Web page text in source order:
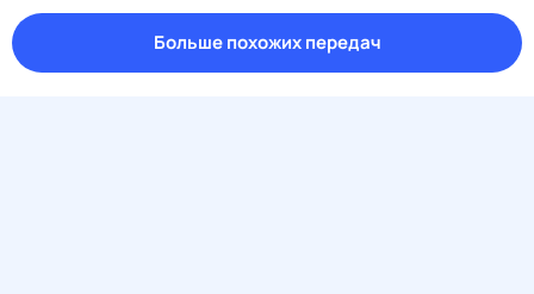
Больше похожих передач